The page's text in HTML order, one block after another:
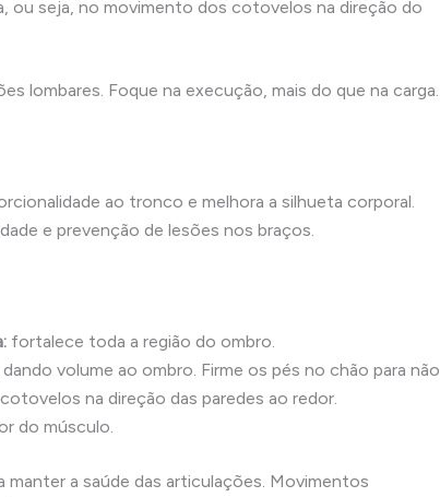
ou seja, no movimento dos cotovelos na direção do
lombares. Foque na execução, mais do que na carga.
ao tronco e melhora a silhueta corporal.
e prevenção de lesões nos braços.
fortalece toda a região do ombro.
volume ao ombro. Firme os pés no chão para não
na direção das paredes ao redor.
do músculo.
manter a saúde das articulações. Movimentos